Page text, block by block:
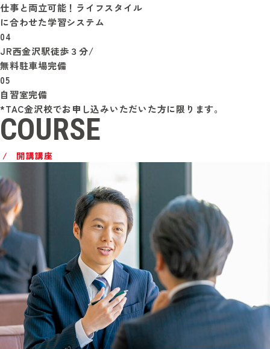
仕事と両立可能！ライフスタイル
に合わせた学習システム
04
JR西金沢駅徒歩３分/
無料駐車場完備
05
自習室完備
*TAC金沢校でお申し込みいただいた方に限ります。
COURSE
開講講座